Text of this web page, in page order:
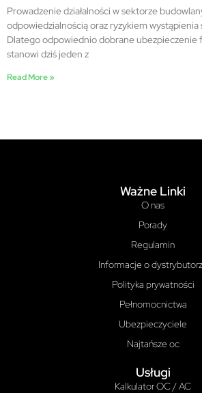
Prowadzenie działalności w sektorze
odpowiedzialnością oraz ryzykiem
Dlatego odpowiednio dobrane ubezpieczenie
stanowi dziś jeden z
Read More »
Ważne Linki
O nas
Porady
Regulamin
Informacje o
Polityka prywatności
Pełnomocnictwa
Ubezpieczyciele
Najtańsze oc
Usługi
Kalkulator OC / AC